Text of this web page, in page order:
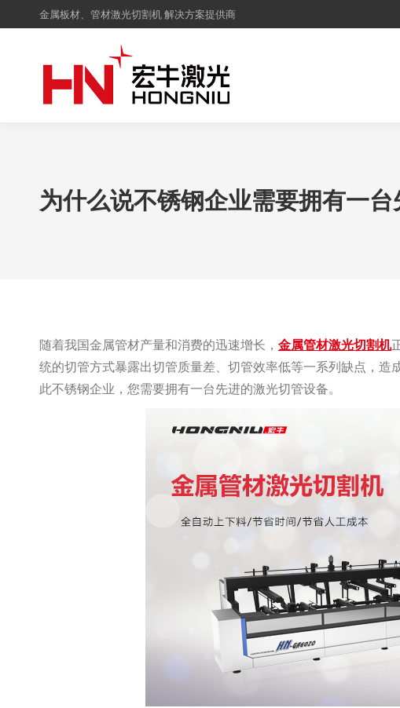
金属板材、管材激光切割机 解决方案提供商
为什么说不锈钢企业需要拥有一
随着我国金属管材产量和消费的迅速增长， 金属管材激光切割机
统的切管方式暴露出切管质量差、切管效率低等一系列缺点，
此不锈钢企业，您需要拥有一台先进的激光切管设备。